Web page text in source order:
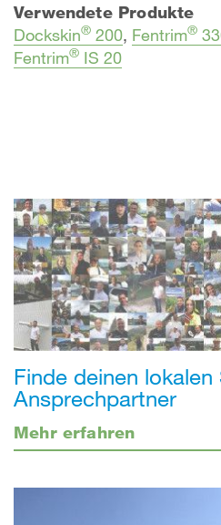
Verwendete Produkte
Dockskin® 200, Fentrim®
Fentrim® IS 20
Finde deinen lokalen
Ansprechpartner
Mehr erfahren